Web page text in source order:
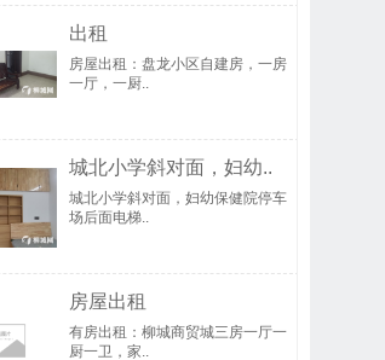
出租
房屋出租：盘龙小区自建房，一房
一厅，一厨..
城北小学斜对面，妇幼..
城北小学斜对面，妇幼保健院停车
场后面电梯..
房屋出租
有房出租：柳城商贸城三房一厅一
厨一卫，家..